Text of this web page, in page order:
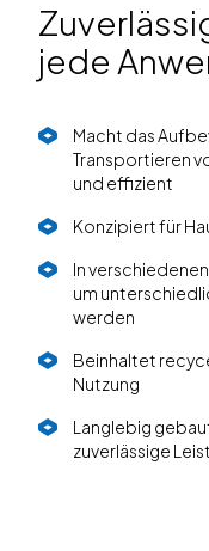
jede
Macht das
Transportieren
und effizient
Konzipiert für
In
um
werden
Beinhaltet
Nutzung
Langlebig
zuverlässige